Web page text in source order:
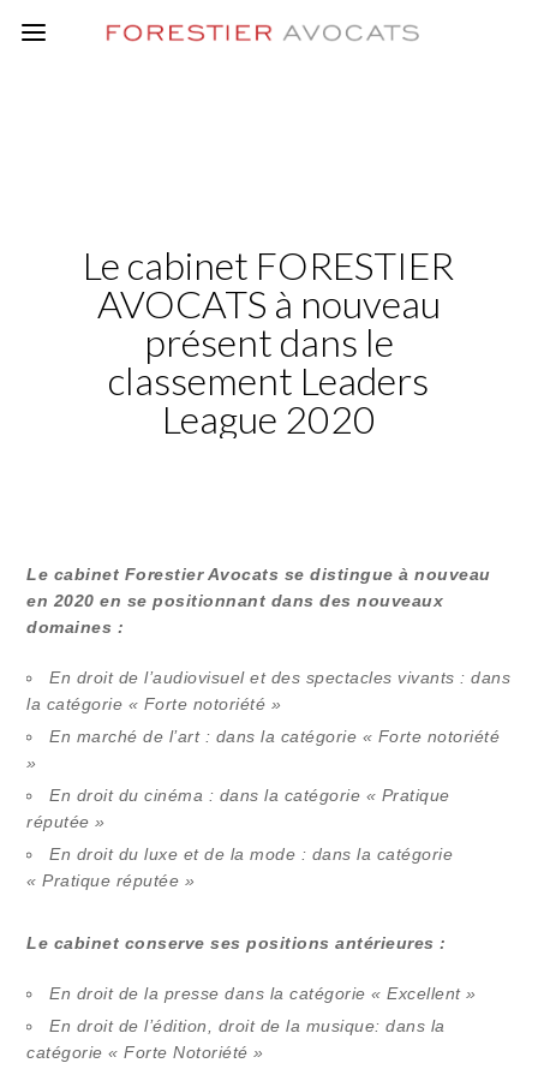
Le cabinet FORESTIER
AVOCATS à nouveau
présent dans le
classement Leaders
League 2020
Le cabinet Forestier Avocats se distingue à nouveau
en 2020 en se positionnant dans des nouveaux
domaines :
En droit de l’audiovisuel et des spectacles vivants : dans
la catégorie « Forte notoriété »
En marché de l’art : dans la catégorie « Forte notoriété
»
En droit du cinéma : dans la catégorie « Pratique
réputée »
En droit du luxe et de la mode : dans la catégorie
« Pratique réputée »
Le cabinet conserve ses positions antérieures :
En droit de la presse dans la catégorie « Excellent »
En droit de l’édition, droit de la musique: dans la
catégorie « Forte Notoriété »